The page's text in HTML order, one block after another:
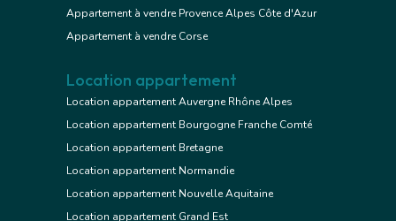
Appartement à vendre Provence Alpes Côte d'Azur
Appartement à vendre Corse
Location appartement
Location appartement Auvergne Rhône Alpes
Location appartement Bourgogne Franche Comté
Location appartement Bretagne
Location appartement Normandie
Location appartement Nouvelle Aquitaine
Location appartement Grand Est